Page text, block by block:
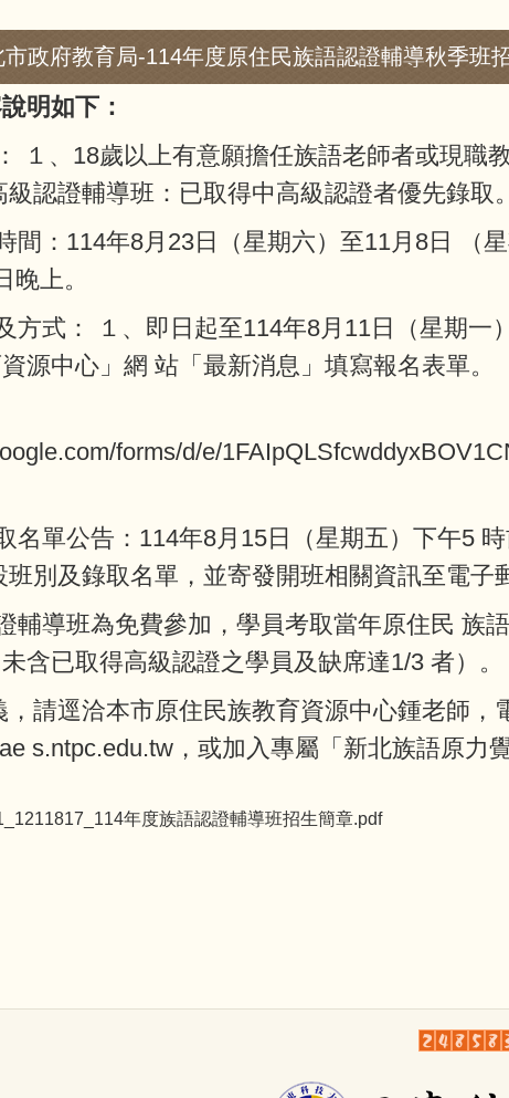
市政府教育局-114年度原住民族語認證輔導秋季班
明如下：
１、18歲以上有意願擔任族語老師者或現職
認證輔導班：已取得中高級認證者優先錄取。
間：114年8月23日（星期六）至11月8日 （
晚上。
方式： １、即日起至114年8月11日（星期
源中心」網 站「最新消息」填寫報名表單。
forms/d/e/
名單公告：114年8月15日（星期五）下午5
別及錄取名單，並寄發開班相關資訊至電子
輔導班為免費參加，學員考取當年原住民 族
含已取得高級認證之學員及缺席達1/3 者）。
，請逕洽本市原住民族教育資源中心鍾老師，
s.ntpc.edu.tw，或加入專屬「新北族語原力
年度族語認證輔導班招生簡章.pdf